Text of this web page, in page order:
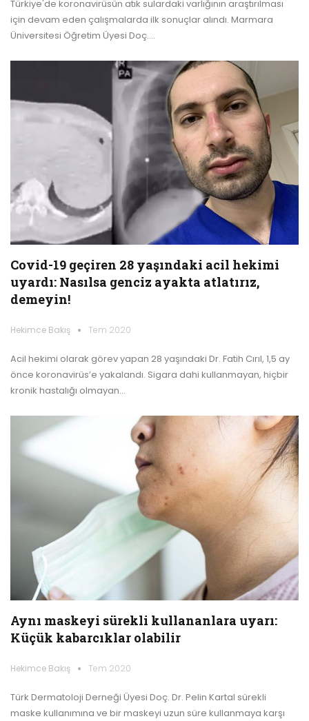
Türkiye'de koronavirüsün atık sulardaki varlığının araştırılması
için devam eden çalışmalarda ilk sonuçlar alındı. Marmara
Üniversitesi Öğretim Üyesi Doç.…
Covid-19 geçiren 28 yaşındaki acil hekimi
uyardı: Nasılsa genciz ayakta atlatırız,
demeyin!
Hekimce Bakış Tem 2020
Acil hekimi olarak görev yapan 28 yaşındaki Dr. Fatih Cırıl, 1,5 ay
önce koronavirüs’e yakalandı. Sigara dahi kullanmayan, hiçbir
kronik hastalığı olmayan…
Aynı maskeyi sürekli kullananlara uyarı:
Küçük kabarcıklar olabilir
Hekimce Bakış Tem 2020
Türk Dermatoloji Derneği Üyesi Doç. Dr. Pelin Kartal sürekli
maske kullanımına ve bir maskeyi uzun süre kullanmaya karşı